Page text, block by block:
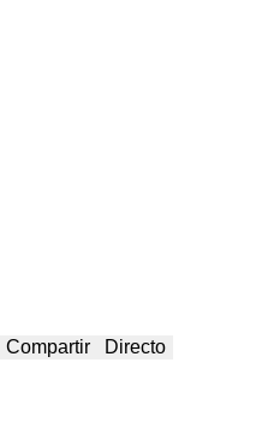
Compartir Directo